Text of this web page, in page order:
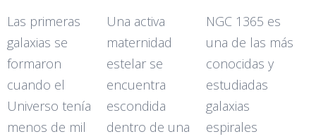
Las primeras
galaxias se
formaron
cuando el
Universo tenía
menos de mil
Una activa
maternidad
estelar se
encuentra
escondida
dentro de una
NGC 1365 es
una de las más
conocidas y
estudiadas
galaxias
espirales